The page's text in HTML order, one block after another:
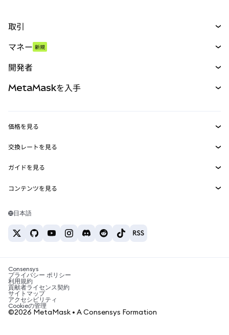
取引
パーペチュアル
RWA
マネー 新規
開発者
MetaMask Connect
Snaps
Web3サービス
MetaMaskを入手
セキュリティ
サポート
キャリア
お問い合わせ
価格を見る
イーサリアムの価格
Solanaの価格
Tetherの価格
交換レートを見る
ETH→USD
USDT→INR
BTC→INR
ETH→USDT
ガイドを見る
ETHの購入
USDTの購入
SHIBの購入
BNBの購入
コンテンツを見る
Solanaウォレット
税制関連ニュース
暗号資産の購入方法は？
ビットコインを売るには？
日本語
Consensys
プライバシー ポリシー
利用規約
貢献者ライセンス契約
サイトマップ
アクセシビリティ
Cookieの管理
©2026 MetaMask • A Consensys Formation